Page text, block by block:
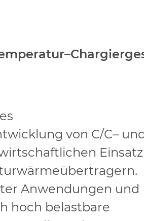
–
von C/C–
wärmeübertragern.
Anwendungen und
hoch belastbare